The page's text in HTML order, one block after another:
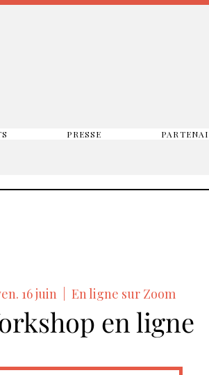
PRESSE
16 juin En ligne sur Zoom
en ligne